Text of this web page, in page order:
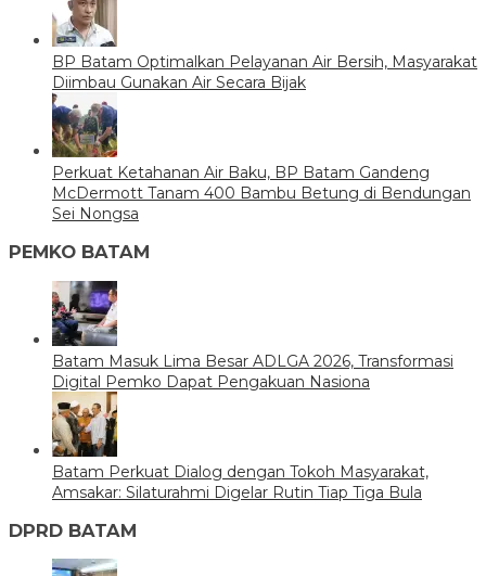
BP Batam Optimalkan Pelayanan Air Bersih, Masyarakat
Diimbau Gunakan Air Secara Bijak
Perkuat Ketahanan Air Baku, BP Batam Gandeng
McDermott Tanam 400 Bambu Betung di Bendungan
Sei Nongsa
PEMKO BATAM
Batam Masuk Lima Besar ADLGA 2026, Transformasi
Digital Pemko Dapat Pengakuan Nasiona
Batam Perkuat Dialog dengan Tokoh Masyarakat,
Amsakar: Silaturahmi Digelar Rutin Tiap Tiga Bula
DPRD BATAM